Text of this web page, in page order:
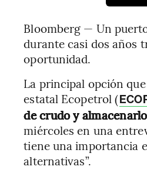
Bloomberg — Un
durante casi dos años
oportunidad.
La principal opción
estatal Ecopetrol (
de crudo y
miércoles en una
tiene una importancia
alternativas”.